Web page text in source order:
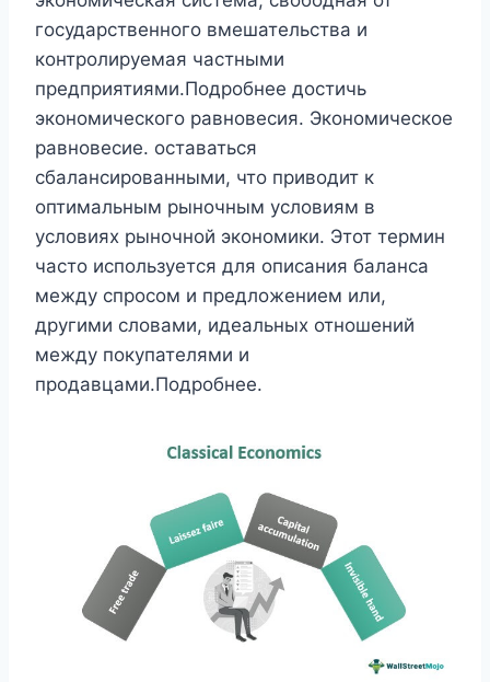
государственного вмешательства и
контролируемая частными
предприятиями.Подробнее достичь
экономического равновесия. Экономическое
равновесие. оставаться
сбалансированными, что приводит к
оптимальным рыночным условиям в
условиях рыночной экономики. Этот термин
часто используется для описания баланса
между спросом и предложением или,
другими словами, идеальных отношений
между покупателями и
продавцами.Подробнее.